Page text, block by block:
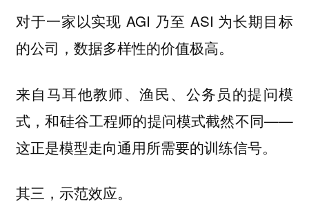
对于一家以实现 AGI 乃至 ASI 为长期目标
的公司，数据多样性的价值极高。
来自马耳他教师、渔民、公务员的提问模
式，和硅谷工程师的提问模式截然不同——
这正是模型走向通用所需要的训练信号。
其三，示范效应。